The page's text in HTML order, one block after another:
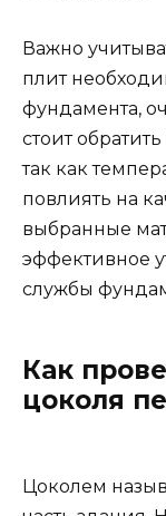
Важно
плит
фундамента,
стоит
так как
повлиять на
выбранные
эффективное
службы
Как
цоколя
Цоколем